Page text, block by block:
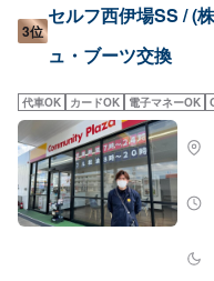
3位
セルフ西伊場SS / (
ュ・ブーツ交換
代車OK カードOK 電子マネーOK